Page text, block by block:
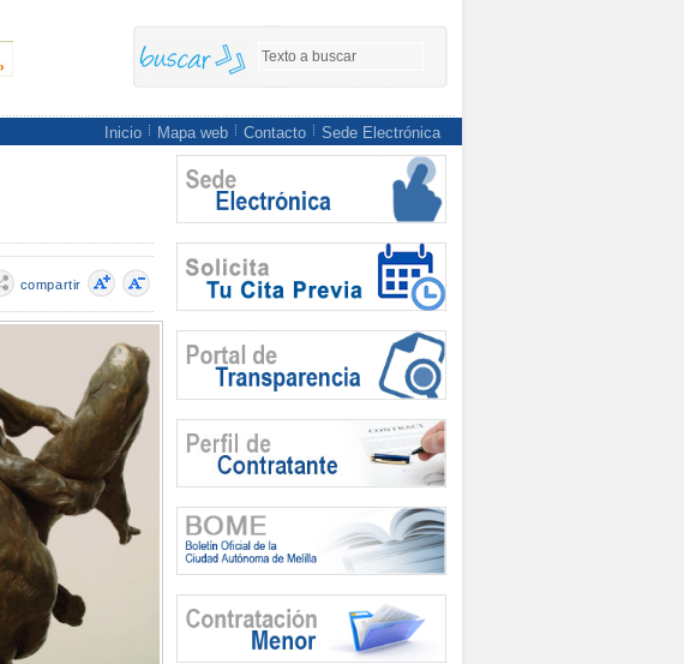
Inicio Mapa web Contacto Sede Electrónica
compartir